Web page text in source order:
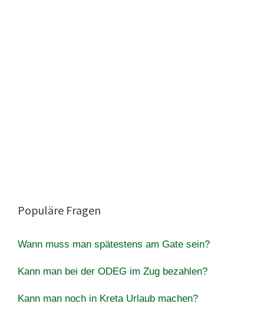
Populäre Fragen
Wann muss man spätestens am Gate sein?
Kann man bei der ODEG im Zug bezahlen?
Kann man noch in Kreta Urlaub machen?